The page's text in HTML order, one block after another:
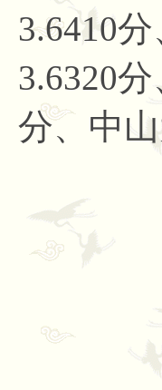
3.6410
3.6320
分、中